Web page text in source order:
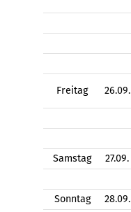
Freitag 26.09.
Samstag 27.09.
Sonntag 28.09.